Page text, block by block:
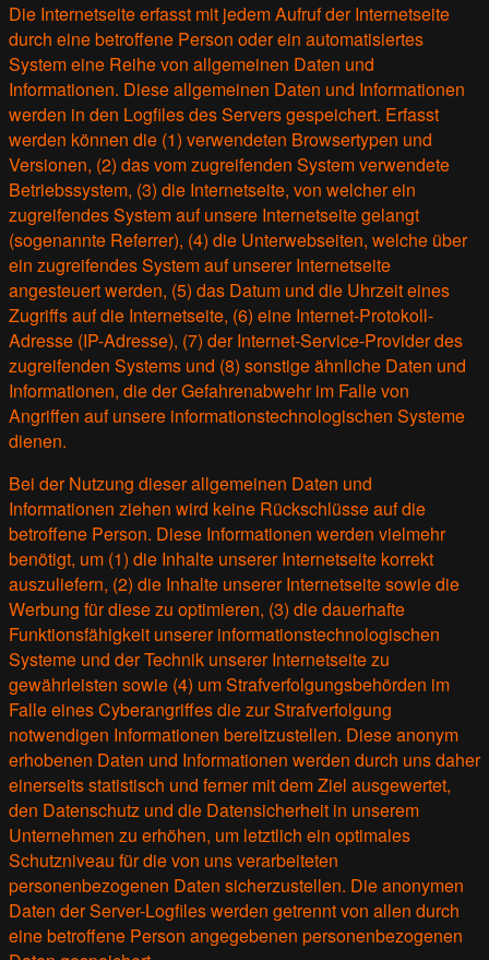
Die Internetseite erfasst mit jedem Aufruf der Internetseite
durch eine betroffene Person oder ein automatisiertes
System eine Reihe von allgemeinen Daten und
Informationen. Diese allgemeinen Daten und Informationen
werden in den Logfiles des Servers gespeichert. Erfasst
werden können die (1) verwendeten Browsertypen und
Versionen, (2) das vom zugreifenden System verwendete
Betriebssystem, (3) die Internetseite, von welcher ein
zugreifendes System auf unsere Internetseite gelangt
(sogenannte Referrer), (4) die Unterwebseiten, welche über
ein zugreifendes System auf unserer Internetseite
angesteuert werden, (5) das Datum und die Uhrzeit eines
Zugriffs auf die Internetseite, (6) eine Internet-Protokoll-
Adresse (IP-Adresse), (7) der Internet-Service-Provider des
zugreifenden Systems und (8) sonstige ähnliche Daten und
Informationen, die der Gefahrenabwehr im Falle von
Angriffen auf unsere informationstechnologischen Systeme
dienen.
Bei der Nutzung dieser allgemeinen Daten und
Informationen ziehen wird keine Rückschlüsse auf die
betroffene Person. Diese Informationen werden vielmehr
benötigt, um (1) die Inhalte unserer Internetseite korrekt
auszuliefern, (2) die Inhalte unserer Internetseite sowie die
Werbung für diese zu optimieren, (3) die dauerhafte
Funktionsfähigkeit unserer informationstechnologischen
Systeme und der Technik unserer Internetseite zu
gewährleisten sowie (4) um Strafverfolgungsbehörden im
Falle eines Cyberangriffes die zur Strafverfolgung
notwendigen Informationen bereitzustellen. Diese anonym
erhobenen Daten und Informationen werden durch uns daher
einerseits statistisch und ferner mit dem Ziel ausgewertet,
den Datenschutz und die Datensicherheit in unserem
Unternehmen zu erhöhen, um letztlich ein optimales
Schutzniveau für die von uns verarbeiteten
personenbezogenen Daten sicherzustellen. Die anonymen
Daten der Server-Logfiles werden getrennt von allen durch
eine betroffene Person angegebenen personenbezogenen